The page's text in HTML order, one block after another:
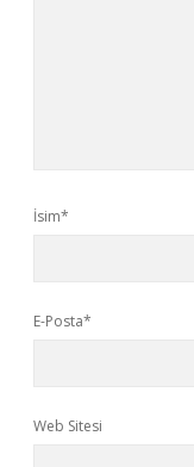
İsim*
E-Posta*
Web Sitesi